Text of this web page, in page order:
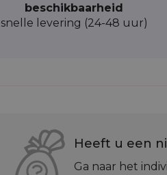
beschikbaarheid
snelle levering (24-48 uur)
Heeft u een
Ga naar het